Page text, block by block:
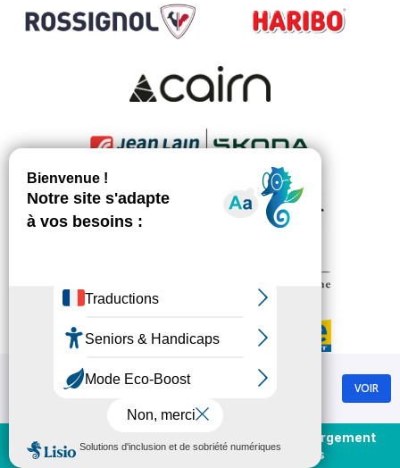
En direct
Achat et rechargement
forfaits
Chamrousse
GRATUIT - Sur Google Play VOIR